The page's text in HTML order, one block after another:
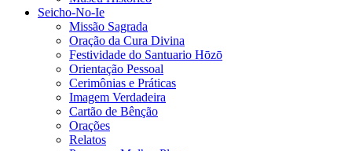
Seicho-No-Ie
Missão Sagrada
Oração da Cura Divina
Festividade do Santuario Hōzō
Orientação Pessoal
Cerimônias e Práticas
Imagem Verdadeira
Cartão de Bênção
Orações
Relatos